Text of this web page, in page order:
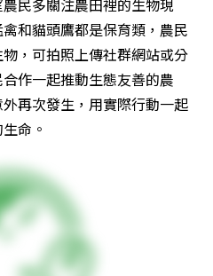
民多關注農田裡的生物現
和貓頭鷹都是保育類，農民
，可拍照上傳社群網站或分
作一起推動生態友善的農
再次發生，用實際行動一起
命。